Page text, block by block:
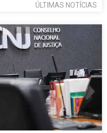
ÚLTIMAS NOTÍCIAS